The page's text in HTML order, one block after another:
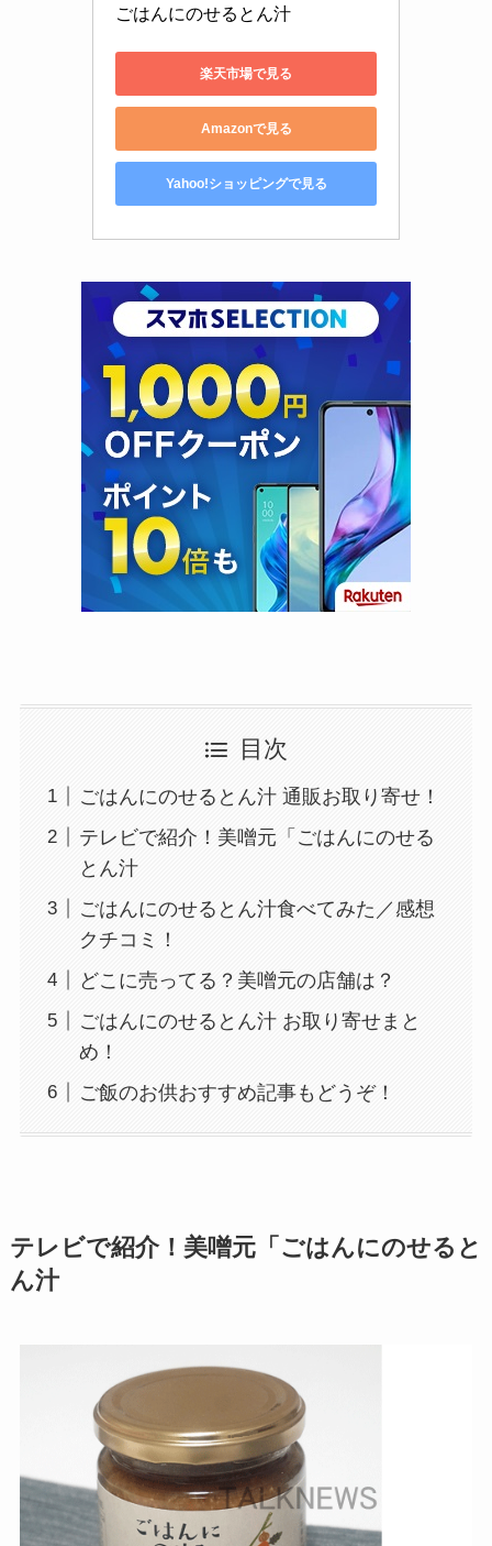
ごはんにのせるとん汁
楽天市場で見る
Amazonで見る
Yahoo!ショッピングで見る
目次
ごはんにのせるとん汁 通販お取り寄せ！
テレビで紹介！美噌元「ごはんにのせる
とん汁
ごはんにのせるとん汁食べてみた／感想
クチコミ！
どこに売ってる？美噌元の店舗は？
ごはんにのせるとん汁 お取り寄せまと
め！
ご飯のお供おすすめ記事もどうぞ！
テレビで紹介！美噌元「ごはんにのせると
ん汁